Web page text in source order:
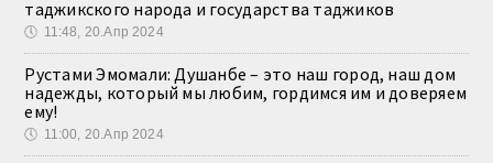
таджикского народа и государства таджиков
🕔 11:48, 20.Апр 2024
Рустами Эмомали: Душанбе – это наш город, наш дом
надежды, который мы любим, гордимся им и доверяем
ему!
🕔 11:00, 20.Апр 2024